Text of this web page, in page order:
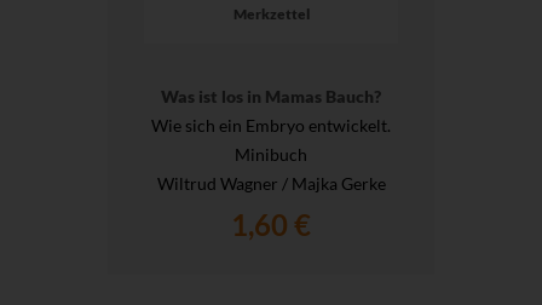
Merkzettel
Was ist los in Mamas Bauch?
Wie sich ein Embryo entwickelt.
Minibuch
Wiltrud Wagner / Majka Gerke
1,60 €